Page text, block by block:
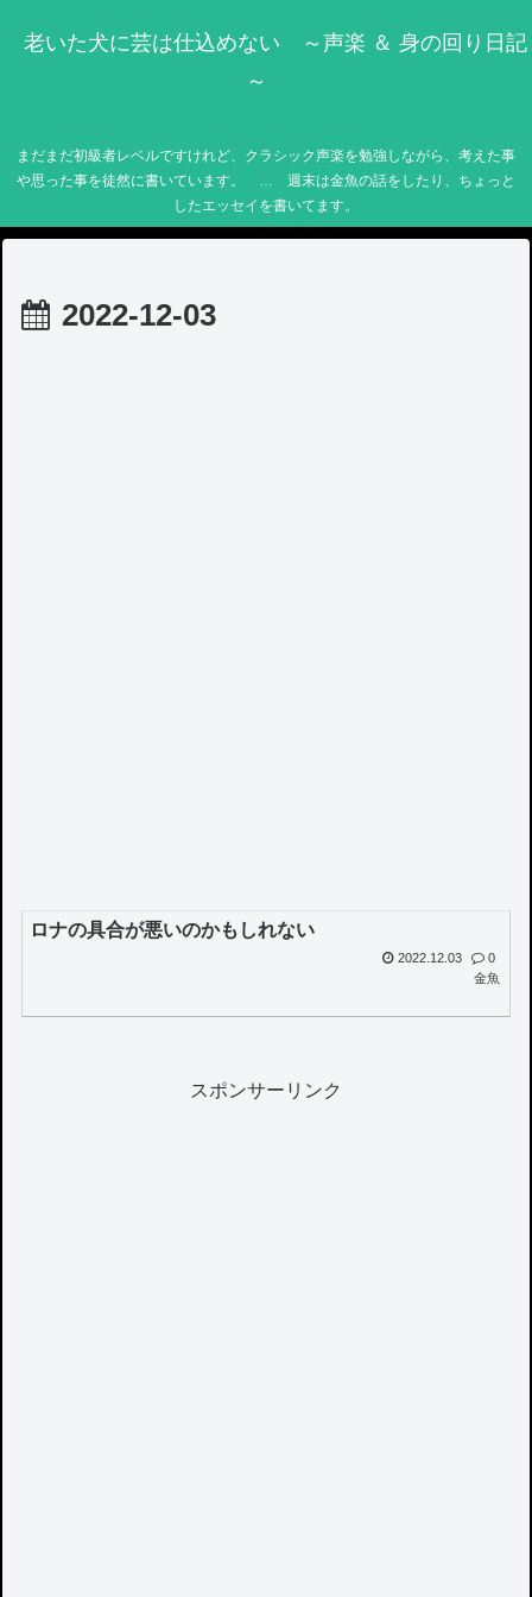
老いた犬に芸は仕込めない ～声楽 ＆ 身の回り日記
～
まだまだ初級者レベルですけれど、クラシック声楽を勉強しながら、考えた事
や思った事を徒然に書いています。 … 週末は金魚の話をしたり、ちょっと
したエッセイを書いてます。
2022-12-03
ロナの具合が悪いのかもしれない
2022.12.03
0
金魚
スポンサーリンク